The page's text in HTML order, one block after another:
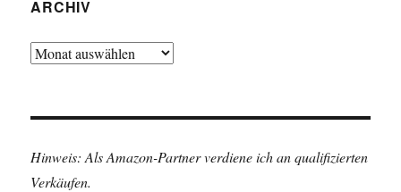
ARCHIV
Archiv
Hinweis: Als Amazon-Partner verdiene ich an qualifizierten
Verkäufen.